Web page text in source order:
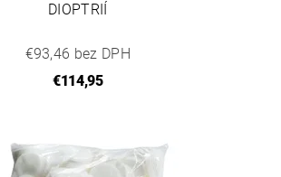
DIOPTRIÍ
€93,46 bez DPH
€114,95